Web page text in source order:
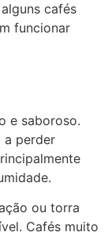
cafés
funcionar
e saboroso.
a perder
ou torra
Cafés muito